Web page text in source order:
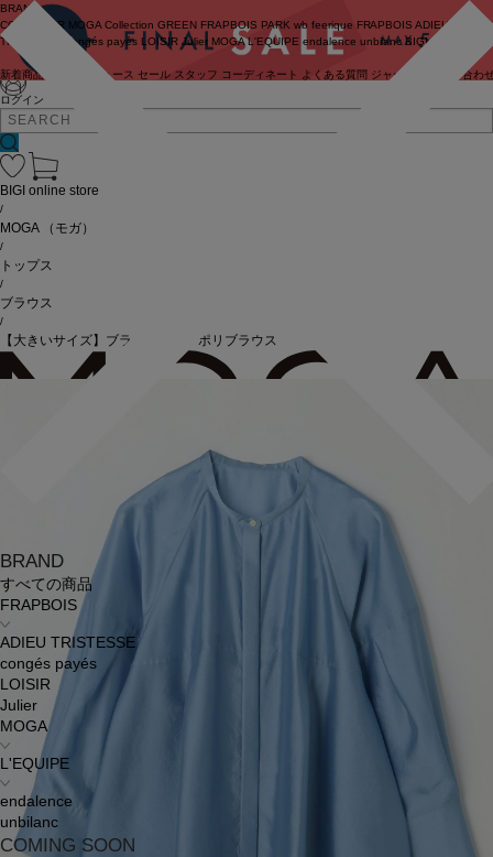
ログイン
BRAND
COUTURIER MOGA Collection GREEN FRAPBOIS PARK wb feerique FRAPBOIS ADIEU
TRISTESSE
congés payés LOISIR Julier MOGA L'EQUIPE endalence unbilanc BIGI online store
新着商品 ニュース セール スタッフ コーディネート よくある質問 ジャーナル お問い合わ
BRAND
すべての商品
FRAPBOIS
ADIEU TRISTESSE
congés payés
LOISIR
Julier
MOGA
L'EQUIPE
endalence
unbilanc
COMING SOON
BIGI online store
/
MOGA （モガ）
/
トップス
/
ブラウス
/
【大きいサイズ】ブライトエアーポリブラウス